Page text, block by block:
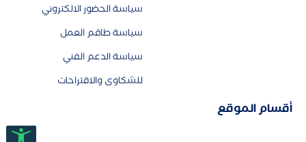
سياسة الحضور الالكتروني
سياسة طاقم العمل
سياسة الدعم الفني
للشكاوى والاقتراحات
أقسام الموقع